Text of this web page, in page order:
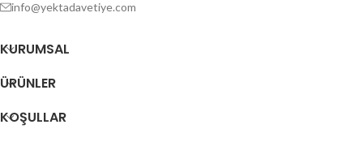
info@yektadavetiye.com
KURUMSAL
ÜRÜNLER
KOŞULLAR